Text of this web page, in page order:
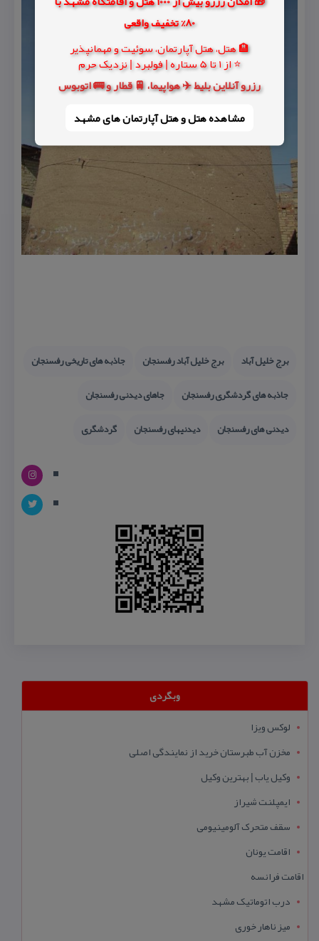
80% تخفیف واقعی
🏨 هتل، هتل آپارتمان، سوئیت و مهمانپذیر
⭐ از 1 تا 5 ستاره | فولبرد | نزدیک حرم
رزرو آنلاین بلیط ✈️ هواپیما، 🚆 قطار و 🚌 اتوبوس
مشاهده هتل و هتل‌ آپارتمان های مشهد
برج خلیل آباد برج خلیل آباد رفسنجان
جاذبه های تاریخی رفسنجان
جاذبه های گردشگری رفسنجان
جاهای دیدنی رفسنجان
دیدنی های رفسنجان
دیدنیهای رفسنجان گردشگری
وبگردی
لوکس ویزا
مخزن آب طبرستان خرید از نمایندگی اصلی
وکیل یاب | بهترین وکیل
ایمپلنت شیراز
سقف متحرک آلومینیومی
اقامت یونان
اقامت فرانسه
درب اتوماتیک مشهد
میز ناهار خوری